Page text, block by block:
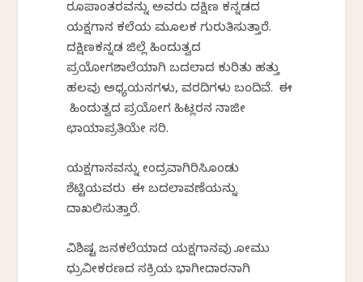
ರೂಪಾಂತರವನ್ನು ಅವರು ದಕ್ಷಿಣ ಕನ್ನಡದ
ಯಕ್ಷಗಾನ ಕಲೆಯ ಮೂಲಕ ಗುರುತಿಸುತ್ತಾರೆ.
ದಕ್ಷಿಣಕನ್ನಡ ಜಿಲ್ಲೆ ಹಿಂದುತ್ವದ
ಪ್ರಯೋಗಶಾಲೆಯಾಗಿ ಬದಲಾದ ಕುರಿತು ಹತ್ತು
ಹಲವು ಅಧ್ಯಯನಗಳು, ವರದಿಗಳು ಬಂದಿವೆ. ಈ
ಹಿಂದುತ್ವದ ಪ್ರಯೋಗ ಹಿಟ್ಲರನ ನಾಜೀ
ಛಾಯಾಪ್ರತಿಯೇ ಸರಿ.
ಯಕ್ಷಗಾನವನ್ನು ಕೇಂದ್ರವಾಗಿರಿಸಿಕೊಂಡು
ಶೆಟ್ಟಿಯವರು ಈ ಬದಲಾವಣೆಯನ್ನು
ದಾಖಲಿಸುತ್ತಾರೆ.
ವಿಶಿಷ್ಟ ಜನಕಲೆಯಾದ ಯಕ್ಷಗಾನವು ಕೋಮು
ಧ್ರುವೀಕರಣದ ಸಕ್ರಿಯ ಭಾಗೀದಾರನಾಗಿ